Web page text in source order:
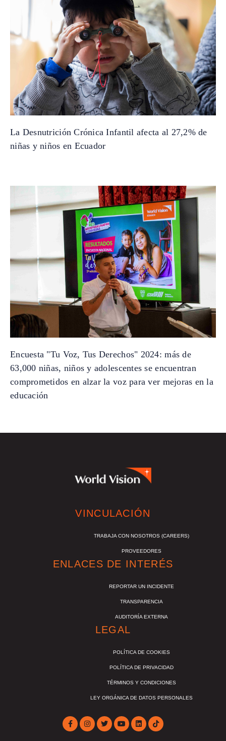
La Desnutrición Crónica Infantil afecta al 27,2% de
niñas y niños en Ecuador
Encuesta "Tu Voz, Tus Derechos" 2024: más de
63,000 niñas, niños y adolescentes se encuentran
comprometidos en alzar la voz para ver mejoras en la
educación
VINCULACIÓN
TRABAJA CON NOSOTROS (CAREERS)
PROVEEDORES
ENLACES DE INTERÉS
REPORTAR UN INCIDENTE
TRANSPARENCIA
AUDITORÍA EXTERNA
LEGAL
POLÍTICA DE COOKIES
POLÍTICA DE PRIVACIDAD
TÉRMINOS Y CONDICIONES
LEY ORGÁNICA DE DATOS PERSONALES